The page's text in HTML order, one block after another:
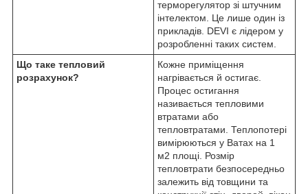
терморегулятор зі штучним
інтелектом. Це лише один із
прикладів. DEVI є лідером у
розробленні таких систем.
Що таке тепловий
розрахунок?
Кожне приміщення
нагрівається й остигає.
Процес остигання
називається тепловими
втратами або
тепловтратами. Теплопотері
вимірюються у Ватах на 1
м2 площі. Розмір
тепловтрати безпосередньо
залежить від товщини та